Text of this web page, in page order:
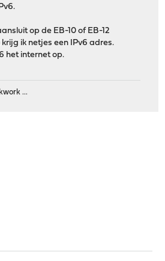
op de EB-10 of EB-12
ik netjes een IPv6 adres.
het internet op.
...